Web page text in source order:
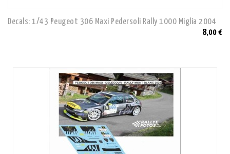
Decals: 1/43 Peugeot 306 Maxi Pedersoli Rally 1000 Miglia 2004
8,00 €